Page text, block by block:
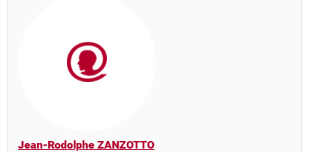
Jean-Rodolphe ZANZOTTO